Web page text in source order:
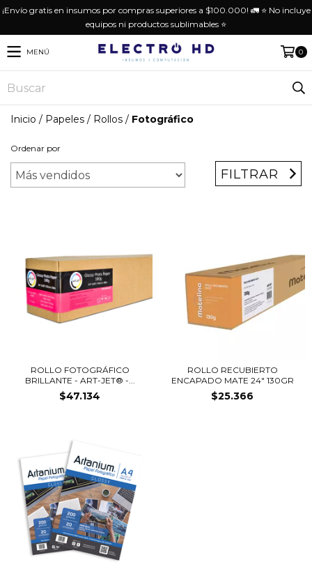
¡Envío gratis en insumos por compras superiores a $100.000! 🚛 ⭐️ No incluye
equipos ni productos sublimables ⭐️
MENÚ 0
Inicio / Papeles / Rollos / Fotográfico
Ordenar por
FILTRAR
ROLLO FOTOGRÁFICO
BRILLANTE - ART-JET® -...
$47.134
ROLLO RECUBIERTO
ENCAPADO MATE 24" 130GR
$25.366